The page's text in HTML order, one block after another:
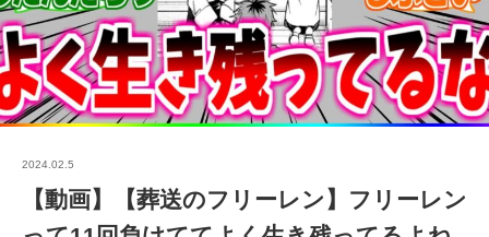
2024.02.5
【動画】【葬送のフリーレン】フリーレン